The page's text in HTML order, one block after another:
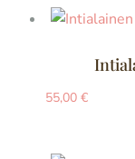
55,00 €